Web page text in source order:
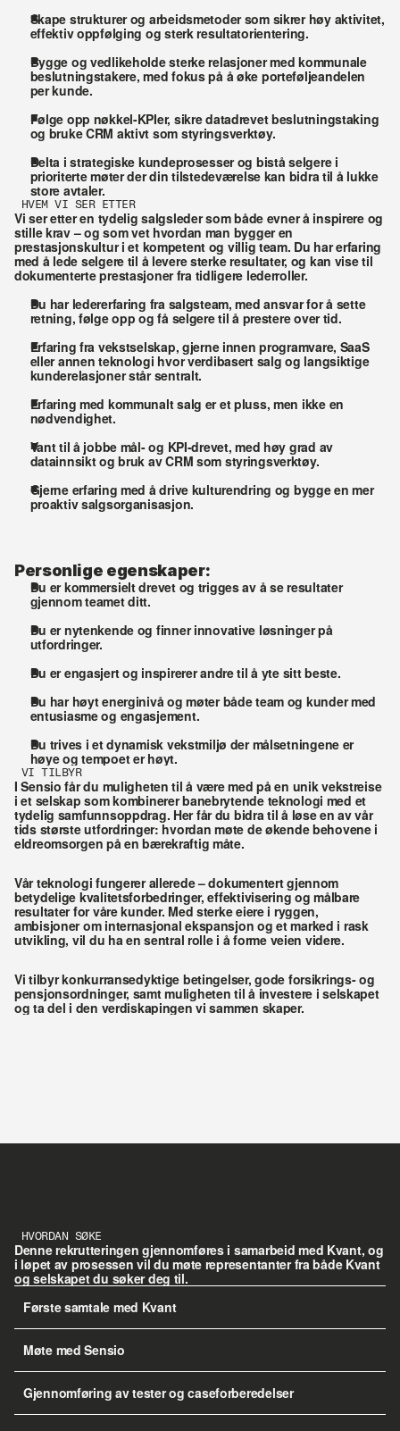
Skape strukturer og arbeidsmetoder som sikrer høy aktivitet,
effektiv oppfølging og sterk resultatorientering.
Bygge og vedlikeholde sterke relasjoner med kommunale
beslutningstakere, med fokus på å øke porteføljeandelen
per kunde.
Følge opp nøkkel-KPIer, sikre datadrevet beslutningstaking
og bruke CRM aktivt som styringsverktøy.
Delta i strategiske kundeprosesser og bistå selgere i
prioriterte møter der din tilstedeværelse kan bidra til å lukke
store avtaler.
HVEM VI SER ETTER
Vi ser etter en tydelig salgsleder som både evner å inspirere og
stille krav – og som vet hvordan man bygger en
prestasjonskultur i et kompetent og villig team. Du har erfaring
med å lede selgere til å levere sterke resultater, og kan vise til
dokumenterte prestasjoner fra tidligere lederroller.
Du har ledererfaring fra salgsteam, med ansvar for å sette
retning, følge opp og få selgere til å prestere over tid.
Erfaring fra vekstselskap, gjerne innen programvare, SaaS
eller annen teknologi hvor verdibasert salg og langsiktige
kunderelasjoner står sentralt.
Erfaring med kommunalt salg er et pluss, men ikke en
nødvendighet.
Vant til å jobbe mål- og KPI-drevet, med høy grad av
datainnsikt og bruk av CRM som styringsverktøy.
Gjerne erfaring med å drive kulturendring og bygge en mer
proaktiv salgsorganisasjon.
Personlige egenskaper:
Du er kommersielt drevet og trigges av å se resultater
gjennom teamet ditt.
Du er nytenkende og finner innovative løsninger på
utfordringer.
Du er engasjert og inspirerer andre til å yte sitt beste.
Du har høyt energinivå og møter både team og kunder med
entusiasme og engasjement.
Du trives i et dynamisk vekstmiljø der målsetningene er
høye og tempoet er høyt.
VI TILBYR
I Sensio får du muligheten til å være med på en unik vekstreise
i et selskap som kombinerer banebrytende teknologi med et
tydelig samfunnsoppdrag. Her får du bidra til å løse en av vår
tids største utfordringer: hvordan møte de økende behovene i
eldreomsorgen på en bærekraftig måte.
Vår teknologi fungerer allerede – dokumentert gjennom
betydelige kvalitetsforbedringer, effektivisering og målbare
resultater for våre kunder. Med sterke eiere i ryggen,
ambisjoner om internasjonal ekspansjon og et marked i rask
utvikling, vil du ha en sentral rolle i å forme veien videre.
Vi tilbyr konkurransedyktige betingelser, gode forsikrings- og
pensjonsordninger, samt muligheten til å investere i selskapet
og ta del i den verdiskapingen vi sammen skaper.
HVORDAN SØKE
Denne rekrutteringen gjennomføres i samarbeid med Kvant, og
i løpet av prosessen vil du møte representanter fra både Kvant
og selskapet du søker deg til.
Første samtale med Kvant
Møte med Sensio
Gjennomføring av tester og caseforberedelser